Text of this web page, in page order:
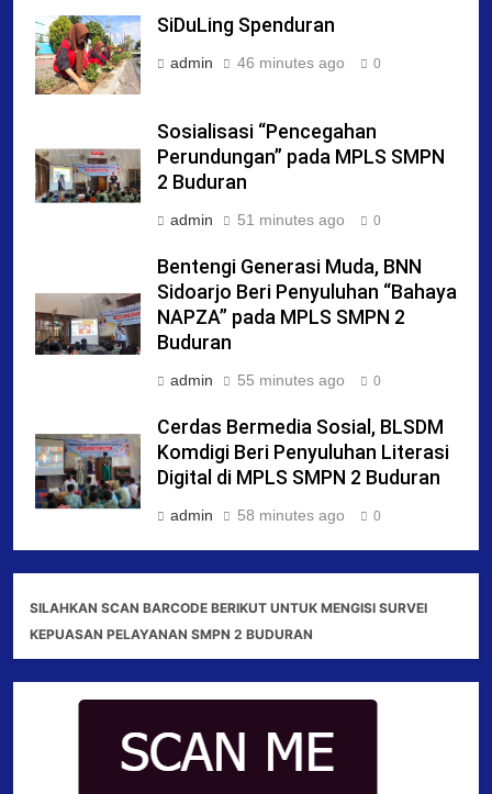
SiDuLing Spenduran
admin 46 minutes ago 0
Sosialisasi “Pencegahan
Perundungan” pada MPLS SMPN
2 Buduran
admin 51 minutes ago 0
Bentengi Generasi Muda, BNN
Sidoarjo Beri Penyuluhan “Bahaya
NAPZA” pada MPLS SMPN 2
Buduran
admin 55 minutes ago 0
Cerdas Bermedia Sosial, BLSDM
Komdigi Beri Penyuluhan Literasi
Digital di MPLS SMPN 2 Buduran
admin 58 minutes ago 0
SILAHKAN SCAN BARCODE BERIKUT UNTUK MENGISI SURVEI
KEPUASAN PELAYANAN SMPN 2 BUDURAN